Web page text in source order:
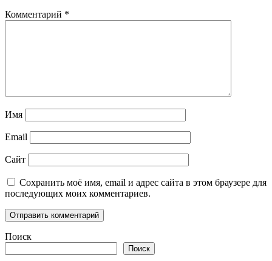
Комментарий *
Имя
Email
Сайт
Сохранить моё имя, email и адрес сайта в этом браузере для
последующих моих комментариев.
Поиск
Поиск